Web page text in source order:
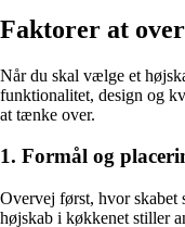
Faktorer at
Når du skal vælge et
funktionalitet, design og
at tænke over.
1. Formål og
Overvej først, hvor skabet
højskab i køkkenet stiller